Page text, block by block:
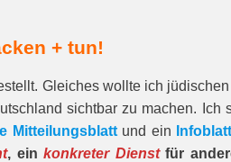
+ tun!
Gleiches wollte ich
sichtbar zu machen. Ich
Mitteilungsblattund ein Infoblatt
, einkonkreter Dienstfür